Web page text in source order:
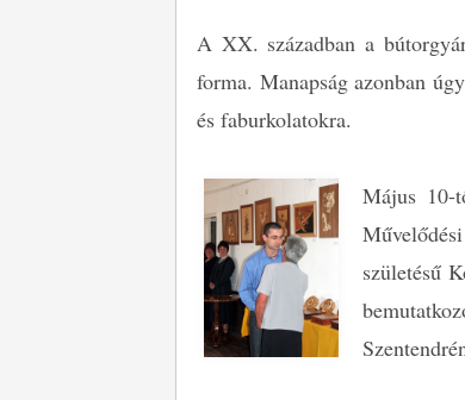
A XX. században a
forma. Manapság azonban
és faburkolatokra.
Május 10-
születésű